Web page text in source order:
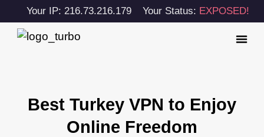
Your IP: 216.73.216.179 Your Status: EXPOSED!
Best Turkey VPN to Enjoy
Online Freedom